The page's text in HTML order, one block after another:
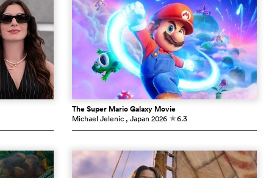
The Super Mario Galaxy Movie
Michael Jelenic , Japan 2026 c6.3